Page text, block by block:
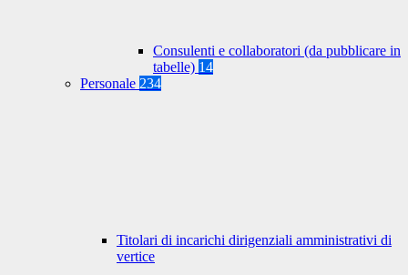
Consulenti e collaboratori (da pubblicare in
tabelle) 14
Personale 234
Titolari di incarichi dirigenziali amministrativi di
vertice